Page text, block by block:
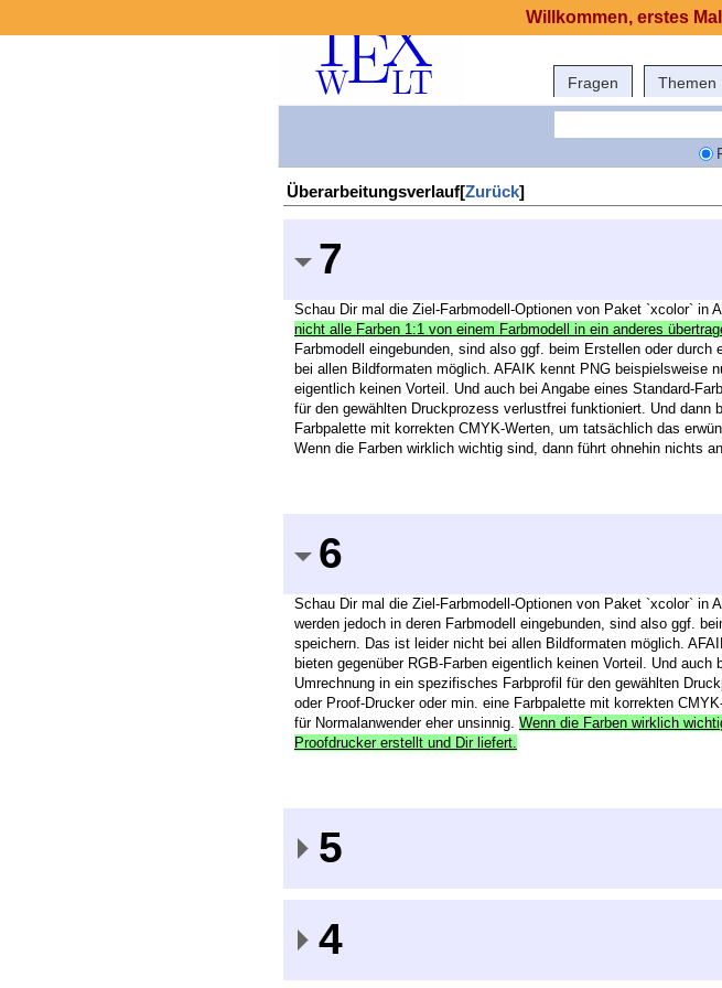
Fragen Themen
Überarbeitungsverlauf[Zurück]
7
Schau Dir mal die Ziel-Farbmodell-Optionen von Paket `xcolor`
nicht alle Farben 1:1 von einem Farbmodell in ein anderes
Farbmodell eingebunden, sind also ggf. beim Erstellen oder
bei allen Bildformaten möglich. AFAIK kennt PNG beispielsweise
eigentlich keinen Vorteil. Und auch bei Angabe eines Standard-
für den gewählten Druckprozess verlustfrei funktioniert. Und
Farbpalette mit korrekten CMYK-Werten, um tatsächlich das
Wenn die Farben wirklich wichtig sind, dann führt ohnehin nichts
6
Schau Dir mal die Ziel-Farbmodell-Optionen von Paket `xcolor`
werden jedoch in deren Farbmodell eingebunden, sind also ggf.
speichern. Das ist leider nicht bei allen Bildformaten möglich.
bieten gegenüber RGB-Farben eigentlich keinen Vorteil. Und
Umrechnung in ein spezifisches Farbprofil für den gewählten
oder Proof-Drucker oder min. eine Farbpalette mit korrekten
für Normalanwender eher unsinnig. Wenn die Farben wirklich
Proofdrucker erstellt und Dir liefert.
5
4
Willkommen, erstes